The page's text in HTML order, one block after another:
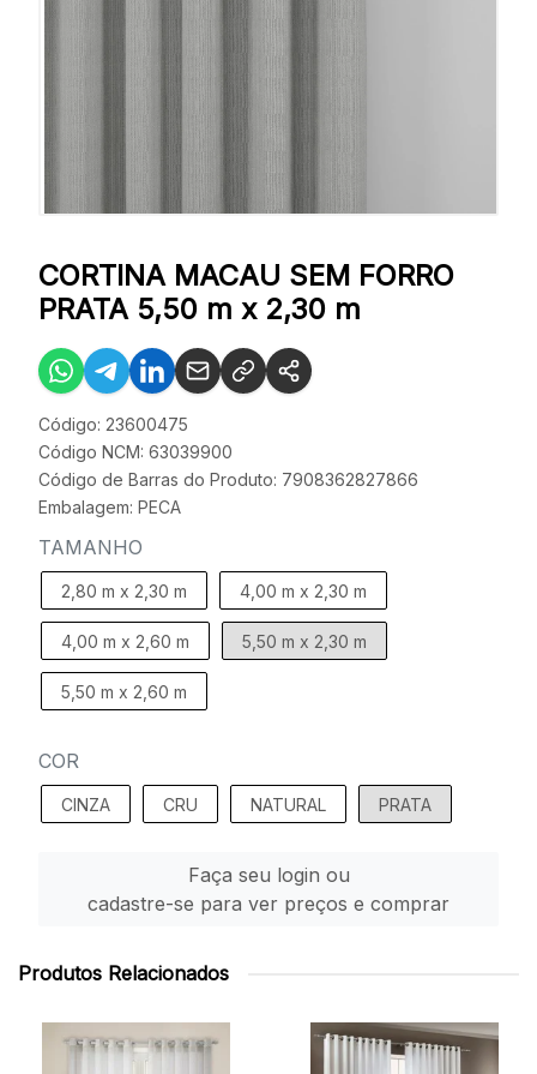
CORTINA MACAU SEM FORRO
PRATA 5,50 m x 2,30 m
Código: 23600475
Código NCM: 63039900
Código de Barras do Produto: 7908362827866
Embalagem: PECA
TAMANHO
2,80 m x 2,30 m 4,00 m x 2,30 m
4,00 m x 2,60 m 5,50 m x 2,30 m
5,50 m x 2,60 m
COR
CINZA CRU NATURAL PRATA
Faça seu login ou
cadastre-se para ver preços e comprar
Produtos Relacionados